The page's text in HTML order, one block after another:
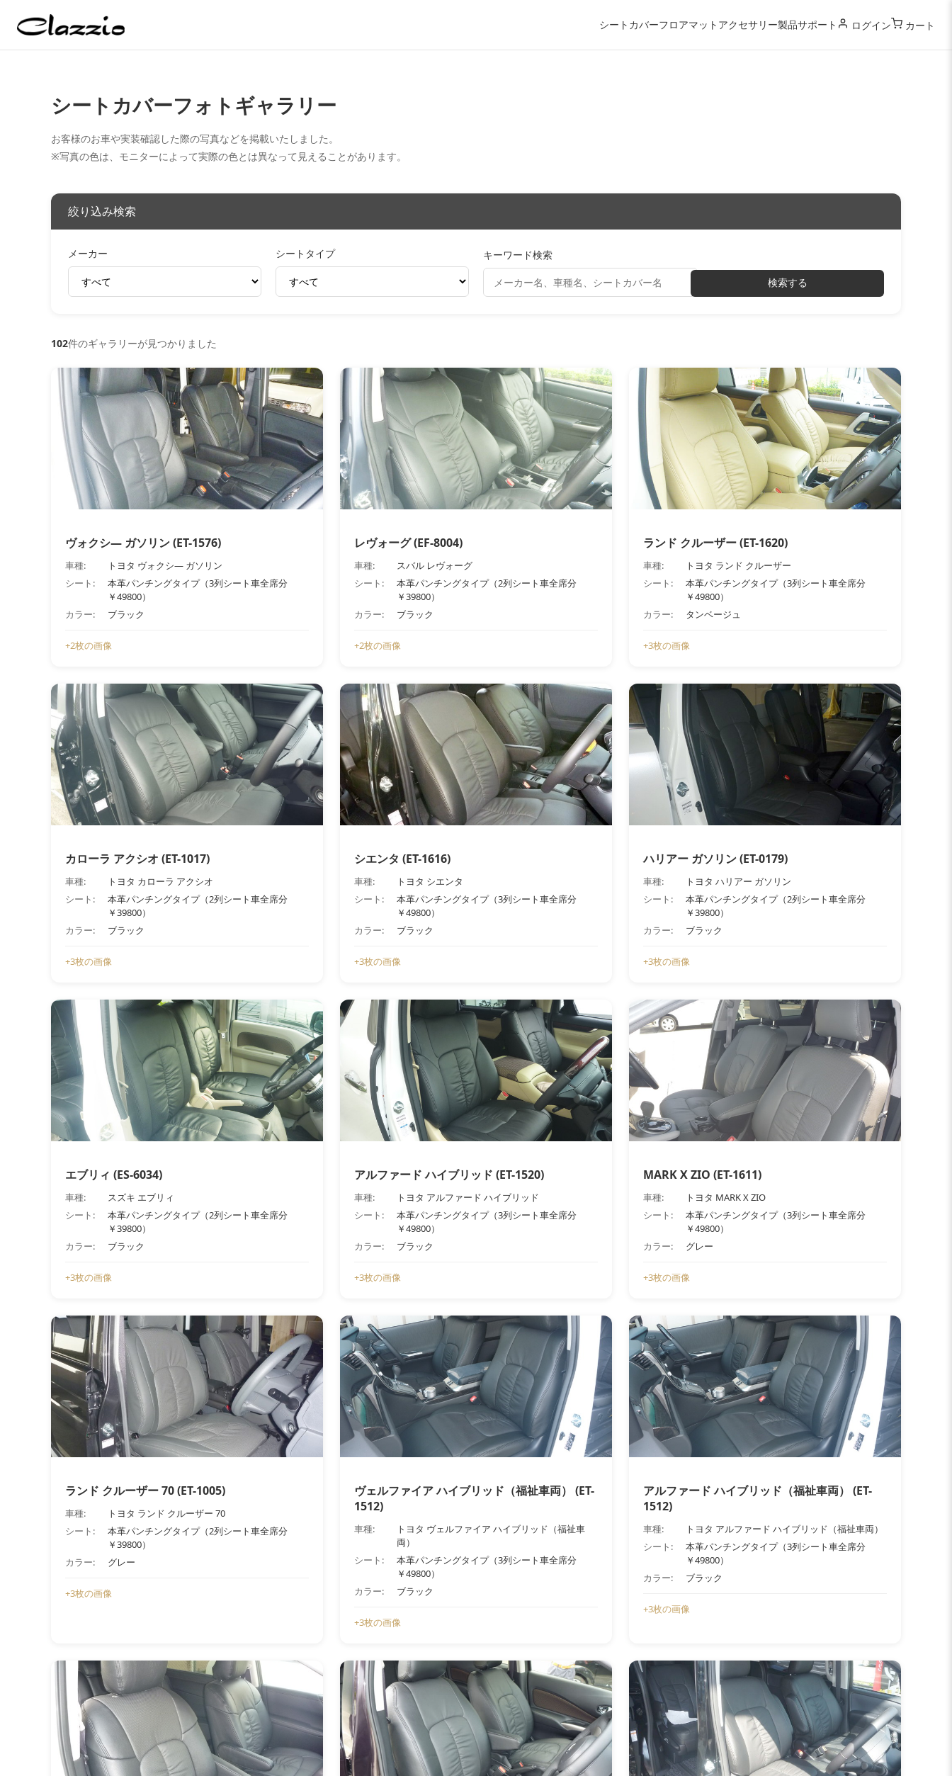
シートカバーフロアマット アクセサリー製品サポート ログイン カート
シートカバーフォトギャラリー
お客様のお車や実装確認した際の写真などを掲載いたしました。
※写真の色は、モニターによって実際の色とは異なって見えることがあります。
絞り込み検索
メーカー シートタイプ キーワード検索
検索する
102件のギャラリーが見つかりました
ヴォクシ― ガソリン (ET-1576)
車種:
トヨタ ヴォクシ― ガソリン
シート:
本革パンチングタイプ（3列シート車全席分
￥49800）
カラー:
ブラック
+2枚の画像
レヴォーグ (EF-8004)
車種:
スバル レヴォーグ
シート:
本革パンチングタイプ（2列シート車全席分
￥39800）
カラー:
ブラック
+2枚の画像
ランド クルーザー (ET-1620)
車種:
トヨタ ランド クルーザー
シート:
本革パンチングタイプ（3列シート車全席分
￥49800）
カラー:
タンベージュ
+3枚の画像
カローラ アクシオ (ET-1017)
車種:
トヨタ カローラ アクシオ
シート:
本革パンチングタイプ（2列シート車全席分
￥39800）
カラー:
ブラック
+3枚の画像
シエンタ (ET-1616)
車種:
トヨタ シエンタ
シート:
本革パンチングタイプ（3列シート車全席分
￥49800）
カラー:
ブラック
+3枚の画像
ハリアー ガソリン (ET-0179)
車種:
トヨタ ハリアー ガソリン
シート:
本革パンチングタイプ（2列シート車全席分
￥39800）
カラー:
ブラック
+3枚の画像
エブリィ (ES-6034)
車種:
スズキ エブリィ
シート:
本革パンチングタイプ（2列シート車全席分
￥39800）
カラー:
ブラック
+3枚の画像
アルファード ハイブリッド (ET-1520)
車種:
トヨタ アルファード ハイブリッド
シート:
本革パンチングタイプ（3列シート車全席分
￥49800）
カラー:
ブラック
+3枚の画像
MARK X ZIO (ET-1611)
車種:
トヨタ MARK X ZIO
シート:
本革パンチングタイプ（3列シート車全席分
￥49800）
カラー:
グレー
+3枚の画像
ランド クルーザー 70 (ET-1005)
車種:
トヨタ ランド クルーザー 70
シート:
本革パンチングタイプ（2列シート車全席分
￥39800）
カラー:
グレー
+3枚の画像
ヴェルファイア ハイブリッド（福祉車両） (ET-
1512)
車種:
トヨタ ヴェルファイア ハイブリッド（福祉車
両）
シート:
本革パンチングタイプ（3列シート車全席分
￥49800）
カラー:
ブラック
+3枚の画像
アルファード ハイブリッド（福祉車両） (ET-
1512)
車種:
トヨタ アルファード ハイブリッド（福祉車両）
シート:
本革パンチングタイプ（3列シート車全席分
￥49800）
カラー:
ブラック
+3枚の画像